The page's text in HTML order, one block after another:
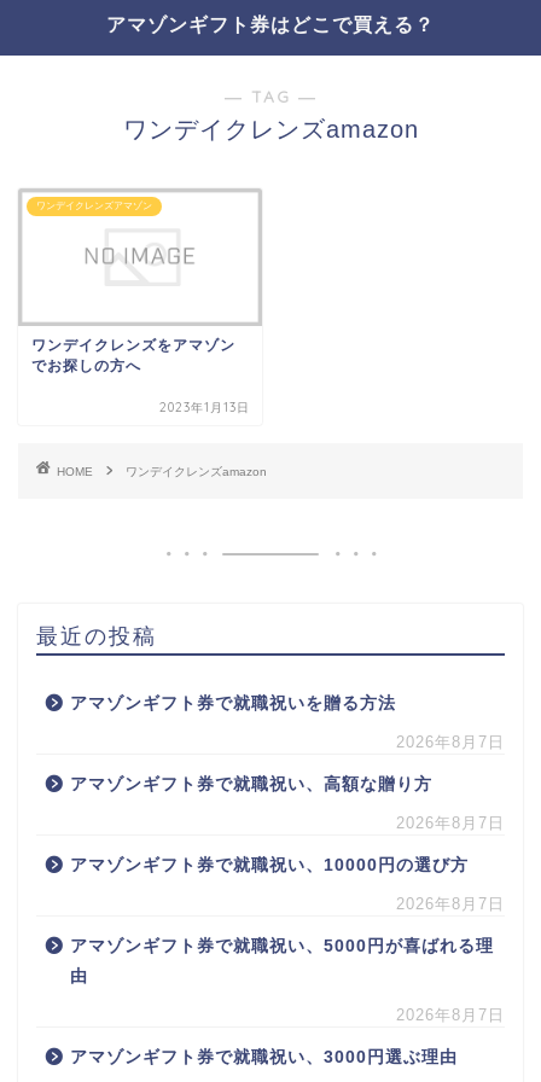
アマゾンギフト券はどこで買える？
― TAG ―
ワンデイクレンズamazon
ワンデイクレンズアマゾン
ワンデイクレンズをアマゾン
でお探しの方へ
2023年1月13日
HOME ワンデイクレンズamazon
最近の投稿
アマゾンギフト券で就職祝いを贈る方法
2026年8月7日
アマゾンギフト券で就職祝い、高額な贈り方
2026年8月7日
アマゾンギフト券で就職祝い、10000円の選び方
2026年8月7日
アマゾンギフト券で就職祝い、5000円が喜ばれる理
由
2026年8月7日
アマゾンギフト券で就職祝い、3000円選ぶ理由